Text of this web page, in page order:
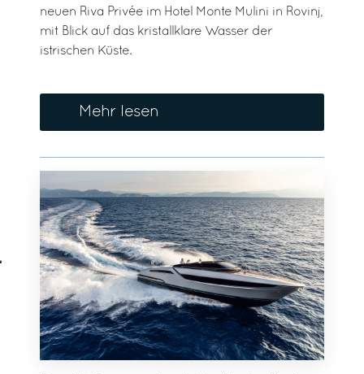
neuen Riva Privée im Hotel Monte Mulini in Rovinj,
mit Blick auf das kristallklare Wasser der
istrischen Küste.
Mehr lesen